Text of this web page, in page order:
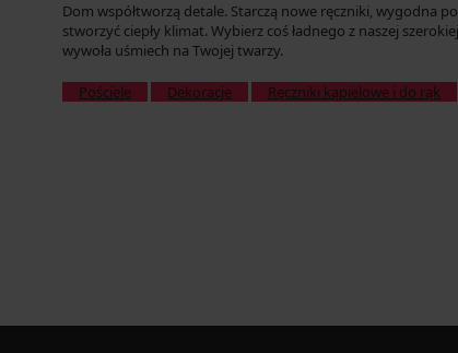
Dom współtworzą detale. Starczą nowe ręczniki, wygodna
stworzyć ciepły klimat. Wybierz coś ładnego z naszej
wywoła uśmiech na Twojej twarzy.
Pościele Dekoracje Ręczniki kąpielowe i do rąk